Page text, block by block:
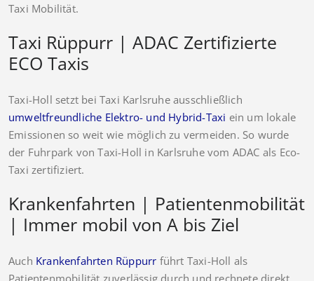
Taxi Mobilität.
Taxi Rüppurr | ADAC Zertifizierte
ECO Taxis
Taxi-Holl setzt bei Taxi Karlsruhe ausschließlich
umweltfreundliche Elektro- und Hybrid-Taxi ein um lokale
Emissionen so weit wie möglich zu vermeiden. So wurde
der Fuhrpark von Taxi-Holl in Karlsruhe vom ADAC als Eco-
Taxi zertifiziert.
Krankenfahrten | Patientenmobilität
| Immer mobil von A bis Ziel
Auch Krankenfahrten Rüppurr führt Taxi-Holl als
Patientenmobilität zuverlässig durch und rechnete direkt